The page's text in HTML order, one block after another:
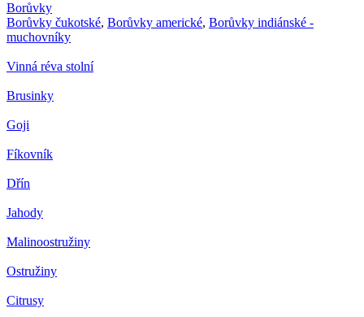
Borůvky
Borůvky čukotské, Borůvky americké, Borůvky indiánské -
muchovníky
Vinná réva stolní
Brusinky
Goji
Fíkovník
Dřín
Jahody
Malinoostružiny
Ostružiny
Citrusy